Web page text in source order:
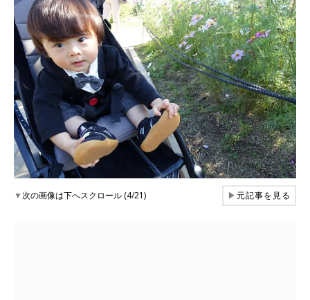
▼次の画像は下へスクロール (4/21) ▶元記事を見る